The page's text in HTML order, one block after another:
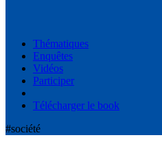
Thématiques
Enquêtes
Vidéos
Participer
Télécharger le book
#société